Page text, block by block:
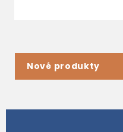
Nové produkty